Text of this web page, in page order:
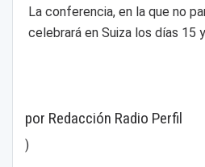
La conferencia, en la que no
celebrará en Suiza los días 15
por Redacción Radio Perfil
)